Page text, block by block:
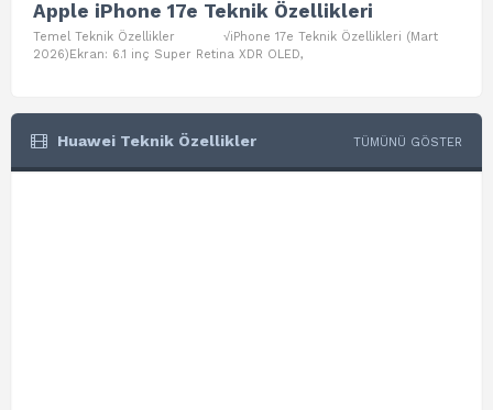
Apple iPhone 17e Teknik Özellikleri
Temel Teknik Özellikler √iPhone 17e Teknik Özellikleri (Mart
2026)Ekran: 6.1 inç Super Retina XDR OLED,
Huawei Teknik Özellikler TÜMÜNÜ GÖSTER